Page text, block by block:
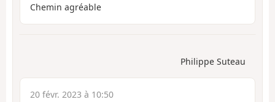
Chemin agréable
Philippe Suteau
20 févr. 2023 à 10:50